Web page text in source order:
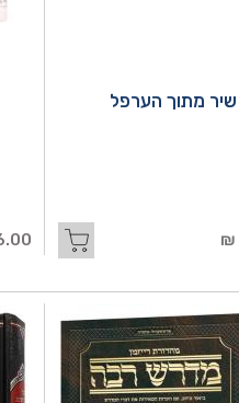
שיר מתוך הערפל
₪